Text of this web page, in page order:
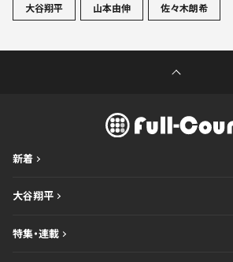
大谷翔平
山本由伸 佐々木朗希
新着
大谷翔平
特集・連載